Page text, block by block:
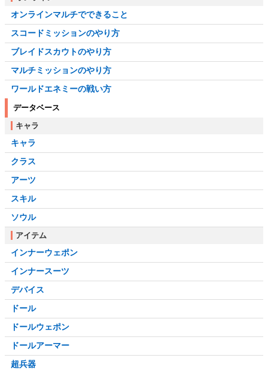
オンラインマルチでできること
スコードミッションのやり方
ブレイドスカウトのやり方
マルチミッションのやり方
ワールドエネミーの戦い方
データベース
キャラ
キャラ
クラス
アーツ
スキル
ソウル
アイテム
インナーウェポン
インナースーツ
デバイス
ドール
ドールウェポン
ドールアーマー
超兵器